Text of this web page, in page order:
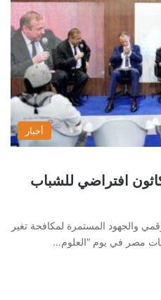
أخبار
افتراضي للشباب
والجهود المستمرة لمكافحة تغير
مصر في يوم “العلوم…